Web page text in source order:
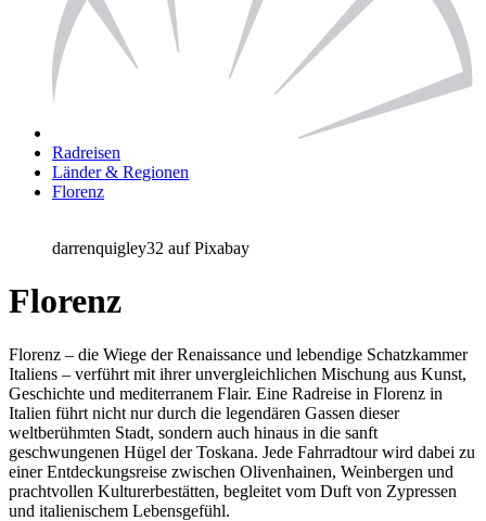
Radreisen
Länder & Regionen
Florenz
darrenquigley32 auf Pixabay
Florenz
Florenz – die Wiege der Renaissance und lebendige Schatzkammer
Italiens – verführt mit ihrer unvergleichlichen Mischung aus Kunst,
Geschichte und mediterranem Flair. Eine Radreise in Florenz in
Italien führt nicht nur durch die legendären Gassen dieser
weltberühmten Stadt, sondern auch hinaus in die sanft
geschwungenen Hügel der Toskana. Jede Fahrradtour wird dabei zu
einer Entdeckungsreise zwischen Olivenhainen, Weinbergen und
prachtvollen Kulturerbestätten, begleitet vom Duft von Zypressen
und italienischem Lebensgefühl.